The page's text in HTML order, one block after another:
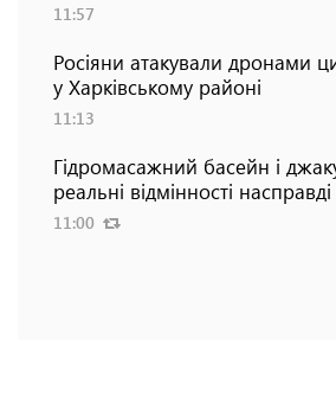
11:57
Росіяни атакували дронами
у Харківському районі
11:13
Гідромасажний басейн і
реальні відмінності
11:00